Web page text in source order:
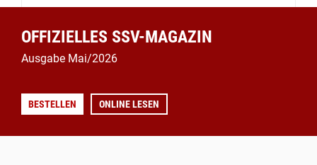
OFFIZIELLES SSV-MAGAZIN
Ausgabe Mai/2026
BESTELLEN ONLINE LESEN